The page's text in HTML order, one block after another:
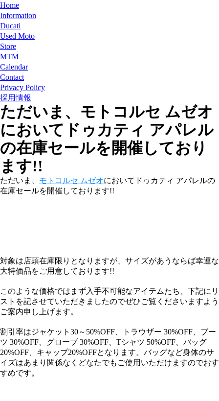
Home
Information
Ducati
Used Moto
Store
MTM
Calendar
Contact
Privacy Policy
採用情報
ただいま、モトコルセ ムゼオ
においてドゥカティ アパレル
の在庫セールを開催しており
ます!!
ただいま、 モトコルセ ムゼオにおいてドゥカティ アパレルの
在庫セールを開催しております!!
対象は店頭在庫限りとなりますが、サイズがあうならば幸運な
大特価品をご用意しております!!
このような価格ではまず入手不可能なアイテムたち、下記にリ
ストを記させていただきましたのでぜひご覧くださいますよう
ご案内申し上げます。
割引率はジャケット30～50%OFF、トラウザー 30%OFF、ブー
ツ 30%OFF、グローブ 30%OFF、Tシャツ 50%OFF、バッグ
20%OFF、キャップ20%OFFとなります。バッグなど身体のサ
イズはあまり関係なくどなたでもご使用いただけますのでおす
すめです。